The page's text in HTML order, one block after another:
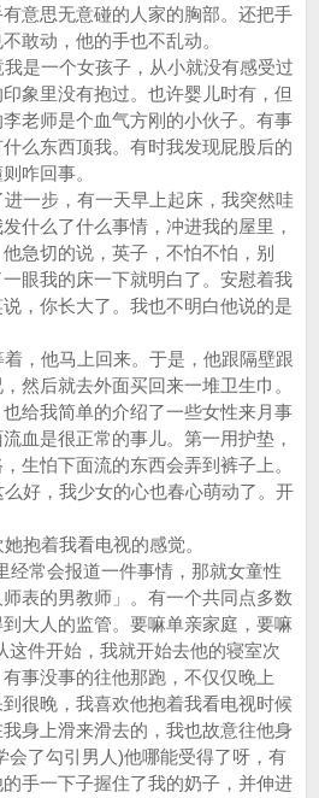
意思无意碰的人家的胸部。还把手
敢动，他的手也不乱动。
是一个女孩子，从小就没有感受过
象里没有抱过。也许婴儿时有，但
老师是个血气方刚的小伙子。有事
么东西顶我。有时我发现屁股后的
咋回事。
一步，有一天早上起床，我突然哇
什么了什么事情，冲进我的屋里，
急切的说，英子，不怕不怕，别
眼我的床一下就明白了。安慰着我
，你长大了。我也不明白他说的是
，他马上回来。于是，他跟隔壁跟
然后就去外面买回来一堆卫生巾。
给我简单的介绍了一些女性来月事
血是很正常的事儿。第一用护垫，
生怕下面流的东西会弄到裤子上。
好，我少女的心也春心萌动了。开
抱着我看电视的感觉。
常会报道一件事情，那就女童性
表的男教师」。有一个共同点多数
大人的监管。要嘛单亲家庭，要嘛
这件开始，我就开始去他的寝室次
事没事的往他那跑，不仅仅晚上
很晚，我喜欢他抱着我看电视时候
身上滑来滑去的，我也故意往他身
会了勾引男人)他哪能受得了呀，有
手一下子握住了我的奶子，并伸进